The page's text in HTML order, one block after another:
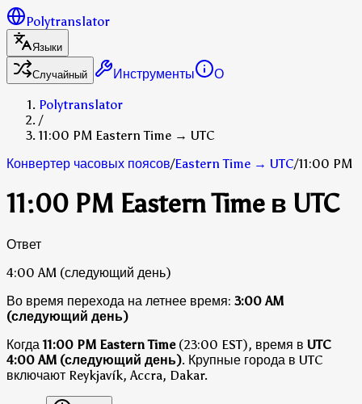
Polytranslator
Языки
Случайный
Инструменты
О
Polytranslator
/
11:00 PM Eastern Time → UTC
Конвертер часовых поясов/Eastern Time → UTC/11:00 PM
11:00 PM Eastern Time в UTC
Ответ
4:00 AM (следующий день)
Во время перехода на летнее время: 3:00 AM
(следующий день)
Когда11:00 PM Eastern Time(23:00 EST), время в UTC
4:00 AM (следующий день). Крупные города в UTC
включают Reykjavík, Accra, Dakar.